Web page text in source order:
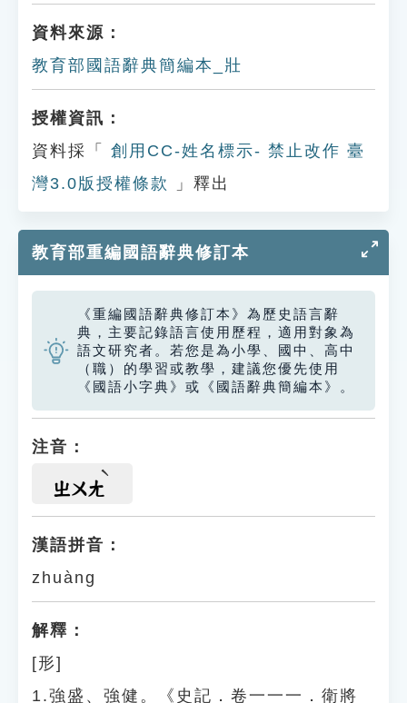
資料來源：
教育部國語辭典簡編本_壯
授權資訊：
資料採「
創用CC-姓名標示- 禁止改作 臺
灣3.0版授權條款
」釋出
教育部重編國語辭典修訂本
《重編國語辭典修訂本》為歷史語言辭
典，主要記錄語言使用歷程，適用對象為
語文研究者。若您是為小學、國中、高中
（職）的學習或教學，建議您優先使用
《國語小字典》或《國語辭典簡編本》。
注音：
ㄓㄨㄤ
漢語拼音：
zhuàng
解釋：
[形]
1.強盛、強健。《史記．卷一一一．衛將